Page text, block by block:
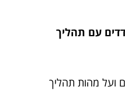
עם תהליך
ועל מהות תהליך